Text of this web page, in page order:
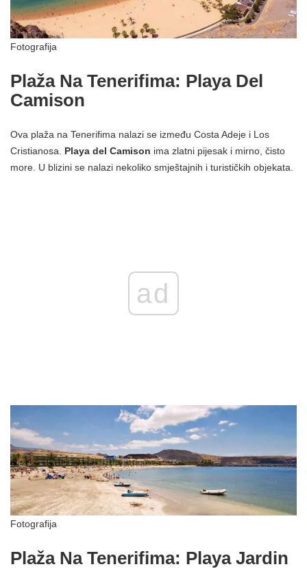
Fotografija
Plaža Na Tenerifima: Playa Del
Camison
Ova plaža na Tenerifima nalazi se između Costa Adeje i Los
Cristianosa. Playa del Camison ima zlatni pijesak i mirno, čisto
more. U blizini se nalazi nekoliko smještajnih i turističkih objekata.
ad
Fotografija
Plaža Na Tenerifima: Playa Jardin